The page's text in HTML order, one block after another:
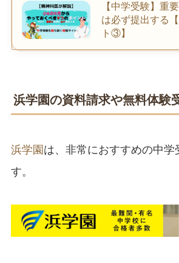
【中学受験】重
は必ず提出する
ト③】
浜学園の資料請求や無料体験
浜学園 は、非常におすすめの中学
す。